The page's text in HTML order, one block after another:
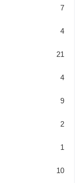
7
4
21
4
9
2
1
10